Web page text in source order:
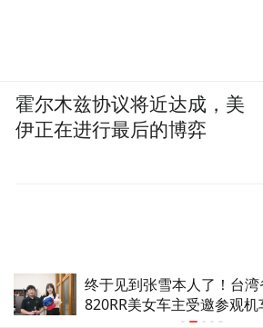
又一款9系！方程豹钛9官宣
霍尔木兹协议将近达成，美
伊正在进行最后的博弈